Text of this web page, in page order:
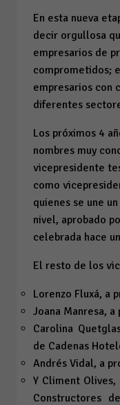
En esta nueva
decir orgullosa
empresarios de
comprometidos;
empresarios con
diferentes
Los próximos 4
nombres muy
vicepresidente
como
quienes se une
nivel, aprobado
celebrada hace
El resto de los
Lorenzo Fluxá, a
Joana Manresa, a
Carolina
de Cadenas
Andrés Vidal, a
Y Climent
Constructores